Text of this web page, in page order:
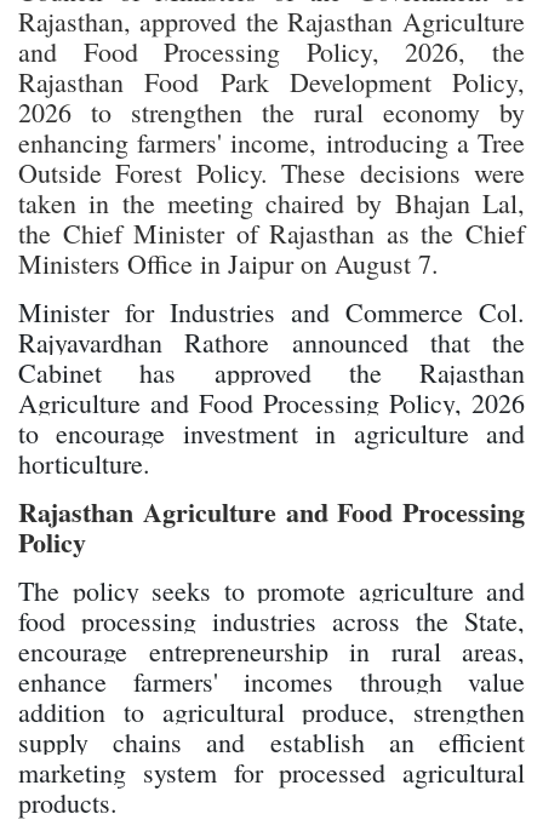
Rajasthan, approved the Rajasthan Agriculture
and Food Processing Policy, 2026, the
Rajasthan Food Park Development Policy,
2026 to strengthen the rural economy by
enhancing farmers' income, introducing a Tree
Outside Forest Policy. These decisions were
taken in the meeting chaired by Bhajan Lal,
the Chief Minister of Rajasthan as the Chief
Ministers Office in Jaipur on August 7.
Minister for Industries and Commerce Col.
Rajyavardhan Rathore announced that the
Cabinet has approved the Rajasthan
Agriculture and Food Processing Policy, 2026
to encourage investment in agriculture and
horticulture.
Rajasthan Agriculture and Food Processing
Policy
The policy seeks to promote agriculture and
food processing industries across the State,
encourage entrepreneurship in rural areas,
enhance farmers' incomes through value
addition to agricultural produce, strengthen
supply chains and establish an efficient
marketing system for processed agricultural
products.